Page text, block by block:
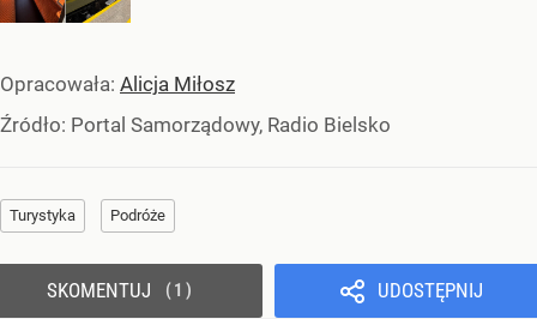
Opracowała: Alicja Miłosz
Źródło: Portal Samorządowy, Radio Bielsko
Turystyka Podróże
UDOSTĘPNIJ
SKOMENTUJ 1